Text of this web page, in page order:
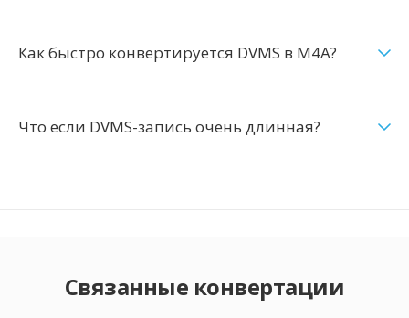
Как быстро конвертируется DVMS в M4A?
Что если DVMS-запись очень длинная?
Связанные конвертации